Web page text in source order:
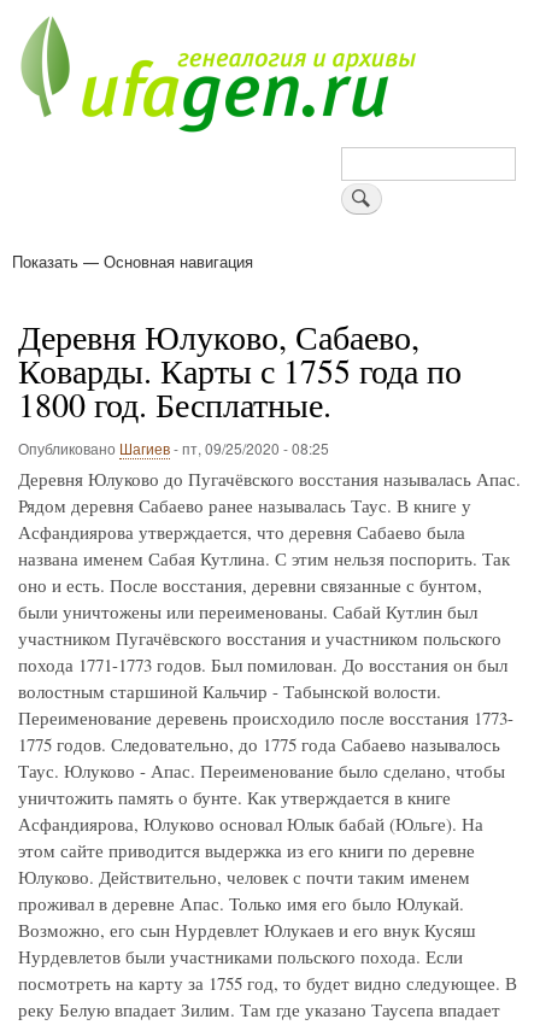
основному
содержанию
Поиск
Основная
Показать — Основная навигация
Деревня Юлуково, Сабаево,
Коварды. Карты с 1755 года по
1800 год. Бесплатные.
Опубликовано Шагиев-пт, 09/25/2020 - 08:25
Деревня Юлуково до Пугачёвского восстания называлась Апас.
Рядом деревня Сабаево ранее называлась Таус. В книге у
Асфандиярова утверждается, что деревня Сабаево была
названа именем Сабая Кутлина. С этим нельзя поспорить. Так
оно и есть. После восстания, деревни связанные с бунтом,
были уничтожены или переименованы. Сабай Кутлин был
участником Пугачёвского восстания и участником польского
похода 1771-1773 годов. Был помилован. До восстания он был
волостным старшиной Кальчир - Табынской волости.
Переименование деревень происходило после восстания 1773-
1775 годов. Следовательно, до 1775 года Сабаево называлось
Таус. Юлуково - Апас. Переименование было сделано, чтобы
уничтожить память о бунте. Как утверждается в книге
Асфандиярова, Юлуково основал Юлык бабай (Юльге). На
этом сайте приводится выдержка из его книги по деревне
Юлуково. Действительно, человек с почти таким именем
проживал в деревне Апас. Только имя его было Юлукай.
Возможно, его сын Нурдевлет Юлукаев и его внук Кусяш
Нурдевлетов были участниками польского похода. Если
посмотреть на карту за 1755 год, то будет видно следующее. В
реку Белую впадает Зилим. Там где указано Таусепа впадает